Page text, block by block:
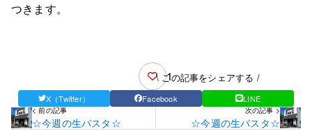
つきます。
1
\ この記事をシェアする /
X（Twitter） Facebook LINE
< 前の記事
☆今週の生パスタ☆
次の記事 >
☆今週の生パスタ☆